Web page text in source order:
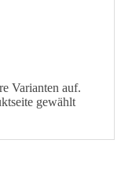
Varianten auf.
gewählt